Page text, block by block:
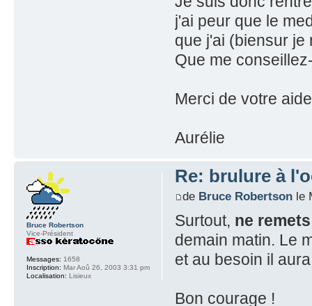
j'ai peur que le
que j'ai (biensur
Que me
Merci de votre aide
Aurélie
Re: brulure à
de Bruce Robertsonle
Surtout, ne
demain matin. Le
et au besoin il
Bon courage !
Bruce Robertson
Vice-Président
Messages: 1658
Inscription: Mar Aoû 26, 2003 3:31 pm
Localisation: Lisieux